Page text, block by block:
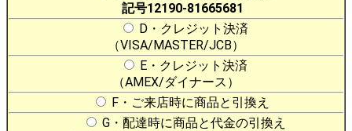
記号12190-81665681
D・クレジット決済
（VISA/MASTER/JCB）
E・クレジット決済
（AMEX/ダイナース）
F・ご来店時に商品と引換え
G・配達時に商品と代金の引換え